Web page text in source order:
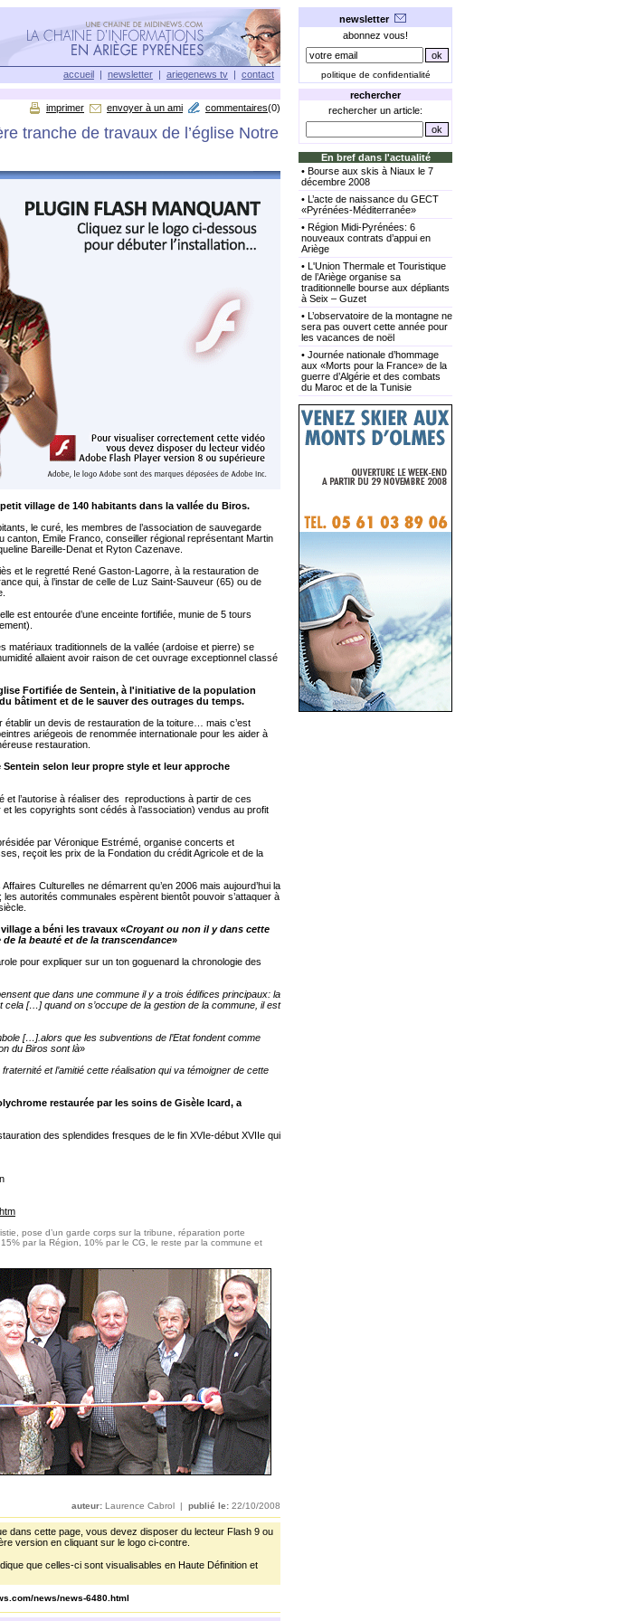
accueil | newsletter | ariegenews tv | contact
newsletter
abonnez vous!
politique de confidentialité
imprimer envoyer à un ami commentaires(0)
tranche de travaux de l’église Notre
village de 140 habitants dans la vallée du Biros.
le curé, les membres de l’association de sauvegarde
Emile Franco, conseiller régional représentant Martin
Bareille-Denat et Ryton Cazenave.
et le regretté René Gaston-Lagorre, à la restauration de
qui, à l’instar de celle de Luz Saint-Sauveur (65) ou de
est entourée d’une enceinte fortifiée, munie de 5 tours
matériaux traditionnels de la vallée (ardoise et pierre) se
allaient avoir raison de cet ouvrage exceptionnel classé
Fortifiée de Sentein, à l'initiative de la population
bâtiment et de le sauver des outrages du temps.
un devis de restauration de la toiture… mais c’est
ariégeois de renommée internationale pour les aider à
restauration.
Sentein selon leur propre style et leur approche
l’autorise à réaliser des reproductions à partir de ces
les copyrights sont cédés à l’association) vendus au profit
par Véronique Estrémé, organise concerts et
reçoit les prix de la Fondation du crédit Agricole et de la
Culturelles ne démarrent qu’en 2006 mais aujourd’hui la
autorités communales espèrent bientôt pouvoir s’attaquer à
a béni les travaux «Croyant ou non il y dans cette
la beauté et de la transcendance»
pour expliquer sur un ton goguenard la chronologie des
que dans une commune il y a trois édifices principaux: la
cela […] quand on s’occupe de la gestion de la commune, il est
[…].alors que les subventions de l’Etat fondent comme
du Biros sont là»
et l’amitié cette réalisation qui va témoigner de cette
restaurée par les soins de Gisèle Icard, a
des splendides fresques de le fin XVIe-début XVIIe qui
pose d’un garde corps sur la tribune, réparation porte
par la Région, 10% par le CG, le reste par la commune et
auteur: Laurence Cabrol | publié le: 22/10/2008
dans cette page, vous devez disposer du lecteur Flash 9 ou
version en cliquant sur le logo ci-contre.
que celles-ci sont visualisables en Haute Définition et
news/news-6480.html
rechercher
rechercher un article:
En bref dans l'actualité
• Bourse aux skis à Niaux le 7
décembre 2008
• L’acte de naissance du GECT
«Pyrénées-Méditerranée»
• Région Midi-Pyrénées: 6
nouveaux contrats d’appui en
Ariège
• L'Union Thermale et Touristique
de l’Ariège organise sa
traditionnelle bourse aux dépliants
à Seix – Guzet
• L’observatoire de la montagne ne
sera pas ouvert cette année pour
les vacances de noël
• Journée nationale d’hommage
aux «Morts pour la France» de la
guerre d’Algérie et des combats
du Maroc et de la Tunisie